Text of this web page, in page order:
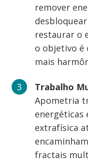
remover
restaurar o
o objetivo é
mais
Trabalho
Apometria
energéticas
extrafísica
fractais